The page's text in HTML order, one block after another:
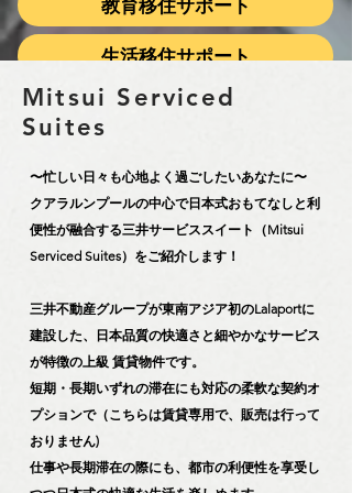
生活移住サポート
Mitsui Serviced
Suites
〜忙しい日々も心地よく過ごしたいあなたに〜
クアラルンプールの中心で日本式おもてなしと利
便性が融合する三井サービススイート（Mitsui
Serviced Suites）をご紹介します！
三井不動産グループが東南アジア初のLalaportに
建設した、日本品質の快適さと細やかなサービス
が特徴の上級 賃貸物件です。
短期・長期いずれの滞在にも対応の柔軟な契約オ
プションで（こちらは賃貸専用で、販売は行って
おりません)
仕事や長期滞在の際にも、都市の利便性を享受し